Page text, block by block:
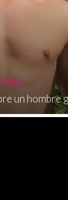
SEXO
un hombre